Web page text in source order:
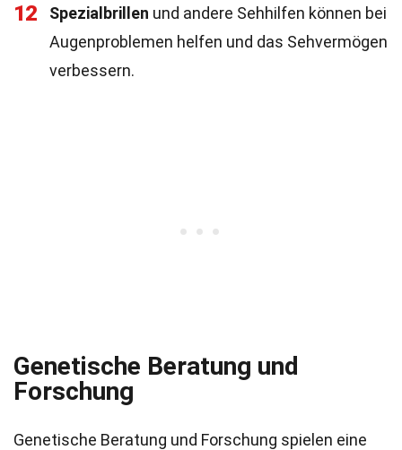
12 Spezialbrillen und andere Sehhilfen können bei
Augenproblemen helfen und das Sehvermögen
verbessern.
Genetische Beratung und
Forschung
Genetische Beratung und Forschung spielen eine